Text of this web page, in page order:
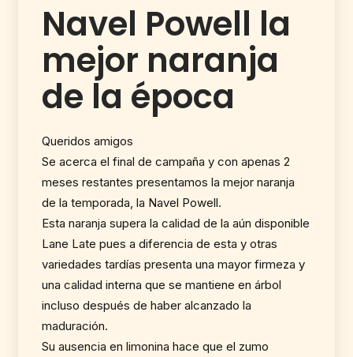
Navel Powell la
mejor naranja
de la época
Queridos amigos
Se acerca el final de campaña y con apenas 2
meses restantes presentamos la mejor naranja
de la temporada, la Navel Powell.
Esta naranja supera la calidad de la aún disponible
Lane Late pues a diferencia de esta y otras
variedades tardías presenta una mayor firmeza y
una calidad interna que se mantiene en árbol
incluso después de haber alcanzado la
maduración.
Su ausencia en limonina hace que el zumo